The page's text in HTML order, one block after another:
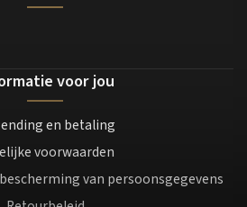
voor jou
en betaling
voorwaarden
van persoonsgegevens